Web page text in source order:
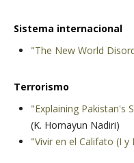
Sistema internacional
"The New World
Terrorismo
"Explaining Pakistan's
(K. Homayun Nadiri)
"Vivir en el Califato (I y